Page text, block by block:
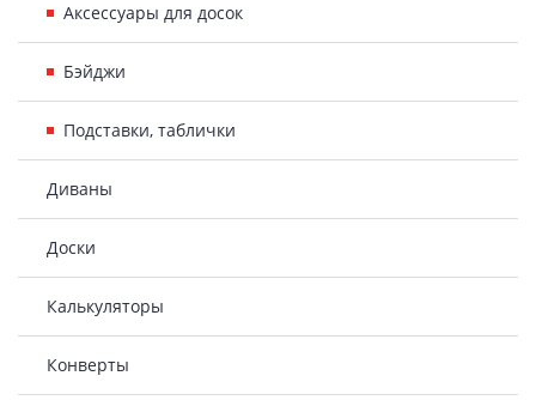
Аксессуары для досок
Бэйджи
Подставки, таблички
Диваны
Доски
Калькуляторы
Конверты